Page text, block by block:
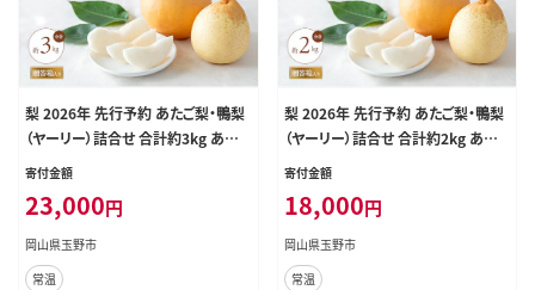
梨 2026年 先行予約 あたご梨・鴨梨
（ヤーリー）詰合せ 合計約3kg あたご
1～3玉 鴨梨3～5玉 贈答箱 【11月下
山県産 国産 フルーツ 果物 ギフト
石原果樹園
寄付金額
23,000円
岡山県玉野市
常温
梨 2026年 先行予約 あたご梨・鴨梨
（ヤーリー）詰合せ 合計約2kg あたご
1～2玉 鴨梨2玉 贈答箱 【11月下旬
県産 国産 フルーツ 果物 ギフト 石
原果樹園
寄付金額
18,000円
岡山県玉野市
常温